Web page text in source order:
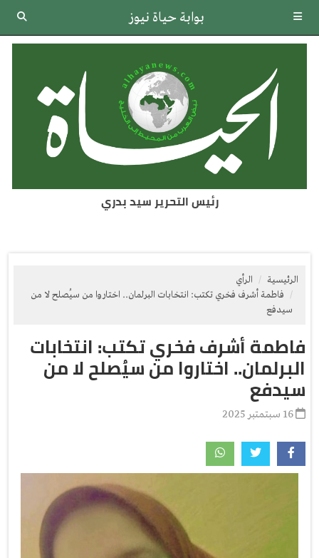
بوابة حياة نيوز
رئيس التحرير سيد بدري
الرئيسية
الرأي
فاطمة أشرف فخري تكتب: انتخابات البرلمان.. اختاروا من سيُصلح لا من
سيدفع
فاطمة أشرف فخري تكتب: انتخابات
البرلمان.. اختاروا من سيُصلح لا من
سيدفع